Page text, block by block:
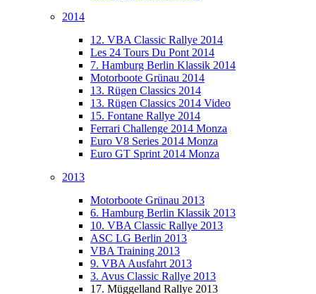
2014
12. VBA Classic Rallye 2014
Les 24 Tours Du Pont 2014
7. Hamburg Berlin Klassik 2014
Motorboote Grünau 2014
13. Rügen Classics 2014
13. Rügen Classics 2014 Video
15. Fontane Rallye 2014
Ferrari Challenge 2014 Monza
Euro V8 Series 2014 Monza
Euro GT Sprint 2014 Monza
2013
Motorboote Grünau 2013
6. Hamburg Berlin Klassik 2013
10. VBA Classic Rallye 2013
ASC LG Berlin 2013
VBA Training 2013
9. VBA Ausfahrt 2013
3. Avus Classic Rallye 2013
17. Müggelland Rallye 2013